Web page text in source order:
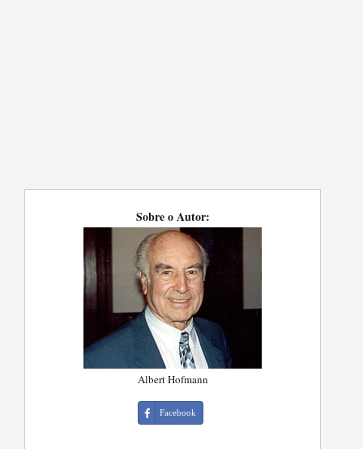
Sobre o Autor:
Albert Hofmann
Facebook